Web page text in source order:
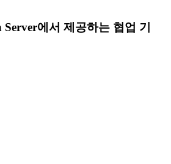
Server에서 제공하는 협업 기